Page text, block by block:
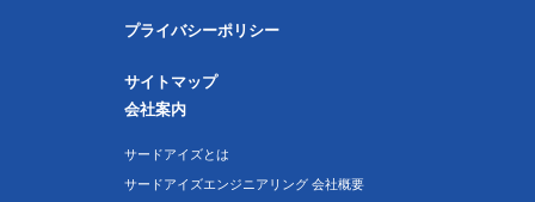
プライバシーポリシー
サイトマップ
会社案内
サードアイズとは
サードアイズエンジニアリング 会社概要